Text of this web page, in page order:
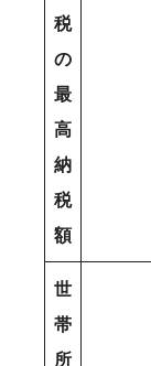
税
の
最
高
納
税
額
世
帯
所